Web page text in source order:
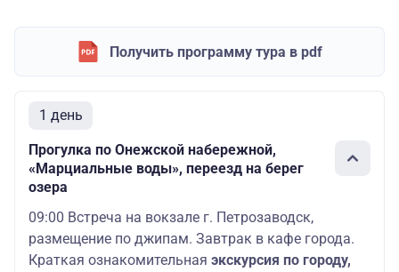
Получить программу тура в pdf
1 день
Прогулка по Онежской набережной,
«Марциальные воды», переезд на берег
озера
09:00 Встреча на вокзале г. Петрозаводск,
размещение по джипам. Завтрак в кафе города.
Краткая ознакомительная экскурсия по городу,